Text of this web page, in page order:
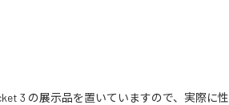
3 の展示品を置いていますので、実際に性